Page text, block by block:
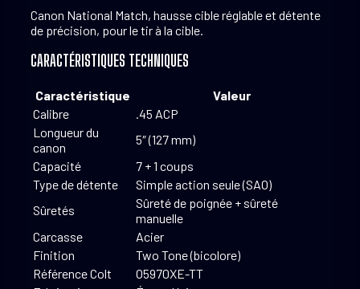
Canon National Match, hausse cible réglable et détente
de précision, pour le tir à la cible.
CARACTÉRISTIQUES TECHNIQUES
Caractéristique
Valeur
Calibre
.45 ACP
Longueur du
canon
5″ (127 mm)
Capacité
7 + 1 coups
Type de détente
Simple action seule (SAO)
Sûretés
Sûreté de poignée + sûreté
manuelle
Carcasse
Acier
Finition
Two Tone (bicolore)
Référence Colt
O5970XE-TT